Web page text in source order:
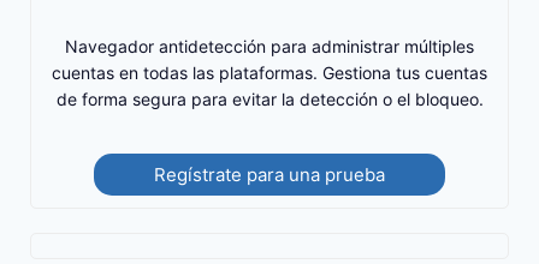
Navegador antidetección para administrar múltiples
cuentas en todas las plataformas. Gestiona tus cuentas
de forma segura para evitar la detección o el bloqueo.
Regístrate para una prueba